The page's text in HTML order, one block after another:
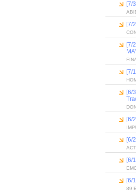
[7/
[7/
[7/
[7/
[6/
[6/
[6/
[6/
[6/
89